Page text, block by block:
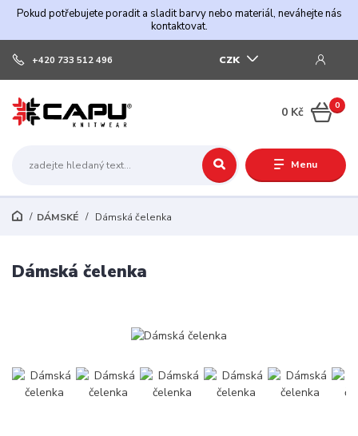
Pokud potřebujete poradit a sladit barvy nebo materiál, neváhejte nás
kontaktovat.
Menu
CZK
+420 733 512 496
0
0 Kč
DÁMSKÉ Dámská čelenka
Dámská čelenka